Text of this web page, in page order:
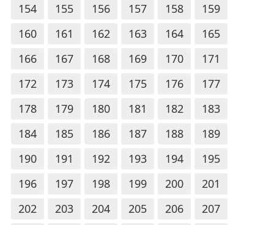
154
155 156 157 158
159
160
161 162 163 164
165
166
167 168 169 170
171
172
173 174 175 176
177
178
179 180 181 182
183
184
185 186 187 188
189
190
191 192 193 194
195
196
197 198 199 200
201
202
203 204 205 206
207